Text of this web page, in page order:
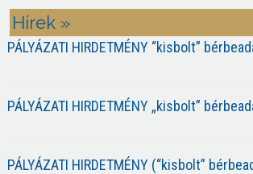
Hírek »
PÁLYÁZATI HIRDETMÉNY “kisbolt”
PÁLYÁZATI HIRDETMÉNY „kisbolt”
PÁLYÁZATI HIRDETMÉNY (“kisbolt”